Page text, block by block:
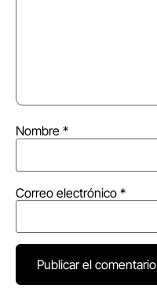
Nombre *
Correo electrónico *